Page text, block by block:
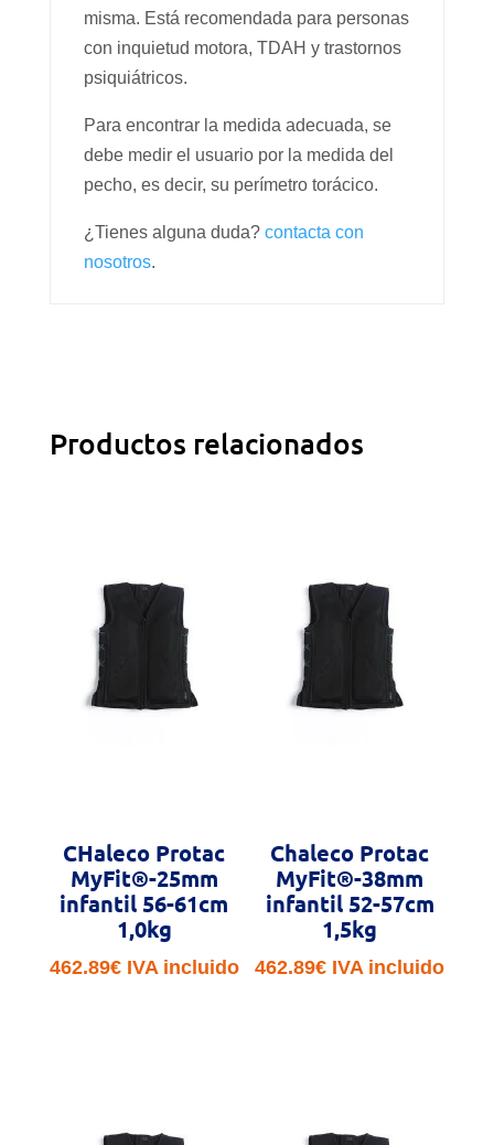
misma. Está recomendada para personas
con inquietud motora, TDAH y trastornos
psiquiátricos.
Para encontrar la medida adecuada, se
debe medir el usuario por la medida del
pecho, es decir, su perímetro torácico.
¿Tienes alguna duda? contacta con
nosotros.
Productos relacionados
CHaleco Protac
MyFit®-25mm
infantil 56-61cm
1,0kg
462.89€ IVA incluido
Chaleco Protac
MyFit®-38mm
infantil 52-57cm
1,5kg
462.89€ IVA incluido